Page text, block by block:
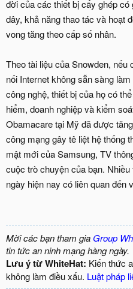
đời của các thiết bị cấy ghép
dây, khả năng thao tác và hoạt
vong tăng theo cấp số nhân.
Theo tài liệu của Snowden,
nối Internet không sẵn sàng
công nghệ, thiết bị của họ có
hiểm, doanh nghiệp và kiểm
Obamacare tại Mỹ đã được
công mạng gây tê liệt hệ thống
mật mới của Samsung, TV
cuộc trò chuyện của bạn.
ngày hiện nay có liên quan đến
Mời các bạn tham gia Group
tin tức an ninh mạng hàng ngày.
Lưu ý từ WhiteHat: Kiến thức
không làm điều xấu. Luật pháp